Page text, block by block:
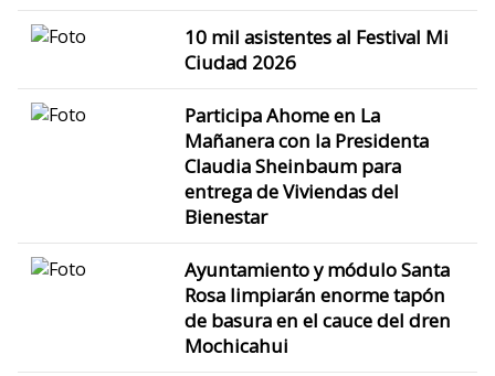
10 mil asistentes al Festival Mi
Ciudad 2026
Participa Ahome en La
Mañanera con la Presidenta
Claudia Sheinbaum para
entrega de Viviendas del
Bienestar
Ayuntamiento y módulo Santa
Rosa limpiarán enorme tapón
de basura en el cauce del dren
Mochicahui